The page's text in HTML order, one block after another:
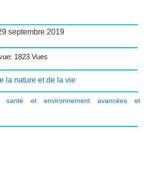
septembre 2019
1823 Vues
la nature et de la vie
santé et environnement avancées et